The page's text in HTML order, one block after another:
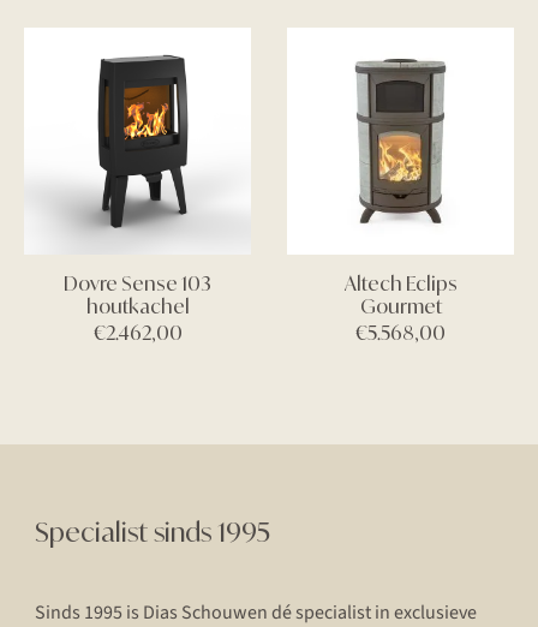
Dovre Sense 103
houtkachel
€2.462,00
Altech Eclips
Gourmet
€5.568,00
Specialist sinds 1995
Sinds 1995 is Dias Schouwen dé specialist in exclusieve